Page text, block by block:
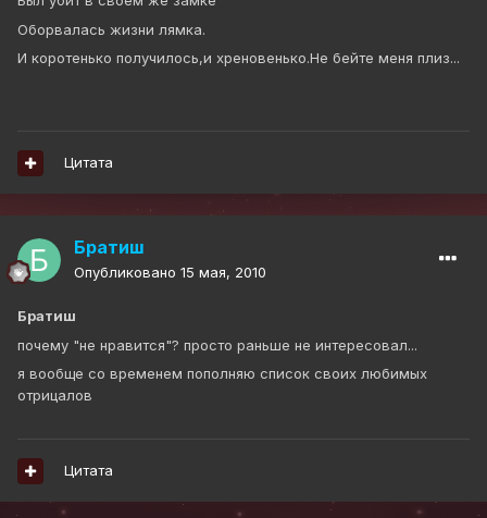
Оборвалась жизни лямка.
И коротенько получилось,и хреновенько.Не бейте меня плиз...
Цитата
Братиш
Опубликовано 15 мая, 2010
Братиш
почему "не нравится"? просто раньше не интересовал...
я вообще со временем пополняю список своих любимых
отрицалов
Цитата